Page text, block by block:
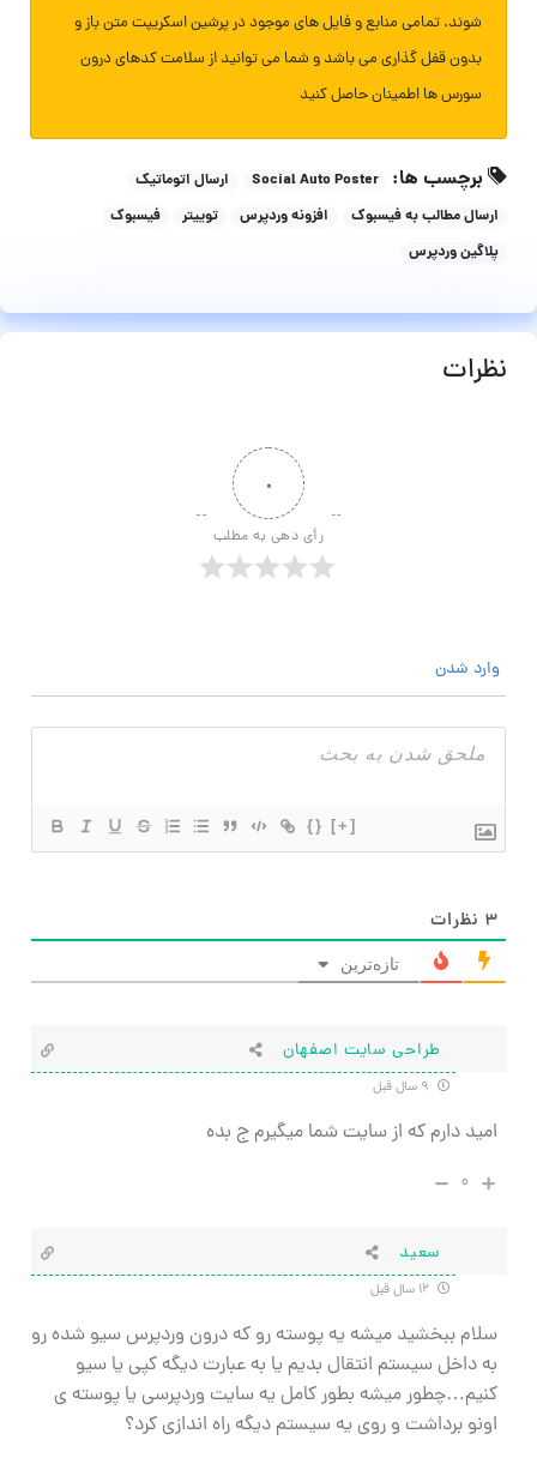
شوند. تمامی منابع و فایل های موجود در پرشین اسکریپت متن باز و
بدون قفل گذاری می باشد و شما می توانید از سلامت کدهای درون
سورس ها اطمینان حاصل کنید
برچسب ها: Social Auto Poster
ارسال اتوماتیک
ارسال مطالب به فیسبوک
افزونه وردپرس توییتر
فیسبوک
پلاگین وردپرس
نظرات
۰
رأی دهی به مطلب
وارد شدن
{} [+]
۳ نظرات
تازه‌ترین
طراحی سایت اصفهان
امید دارم که از سایت شما میگیرم ج بده
۰
سعید
سلام ببخشید میشه یه پوسته رو که درون وردپرس سیو شده رو
به داخل سیستم انتقال بدیم یا به عبارت دیگه کپی یا سیو
کنیم…چطور میشه بطور کامل یه سایت وردپرسی یا پوسته ی
اونو برداشت و روی یه سیستم دیگه راه اندازی کرد؟